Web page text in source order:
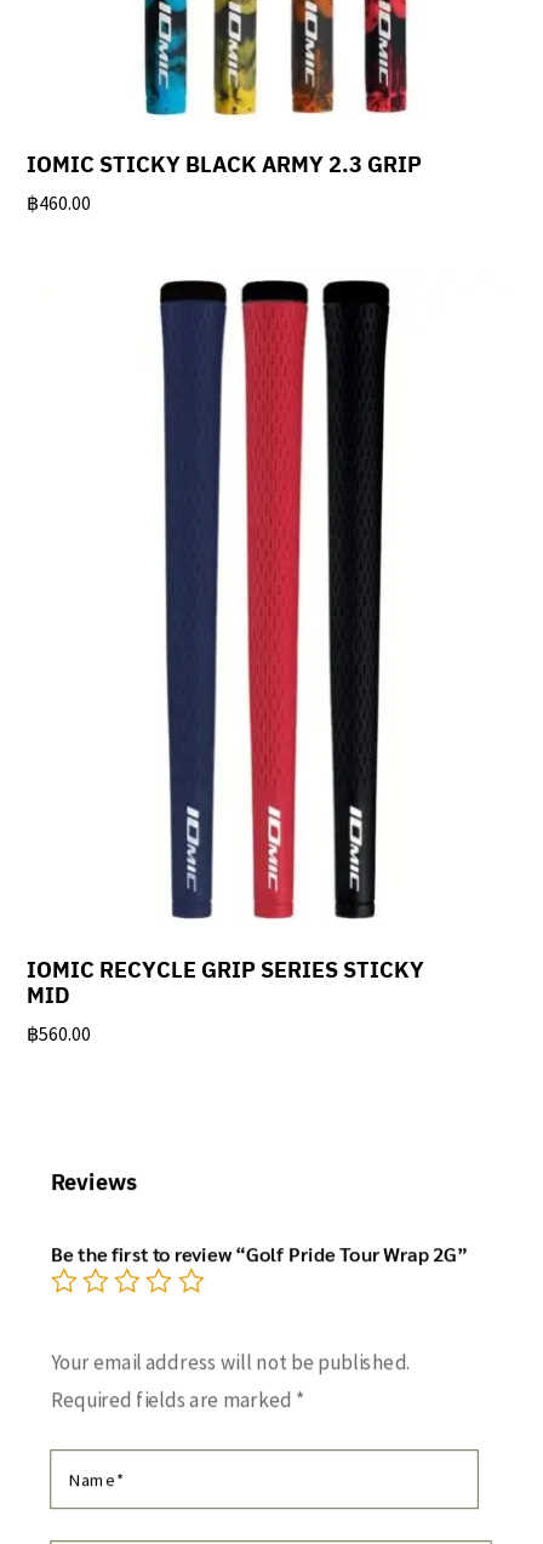
IOMIC STICKY BLACK ARMY 2.3 GRIP
฿460.00
IOMIC RECYCLE GRIP SERIES STICKY
MID
฿560.00
Reviews
Be the first to review “Golf Pride Tour Wrap 2G”
Your email address will not be published.
Required fields are marked *